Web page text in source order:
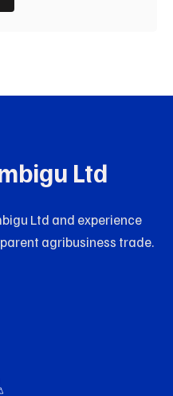
Ltd
Ltd and experience
agribusiness trade.